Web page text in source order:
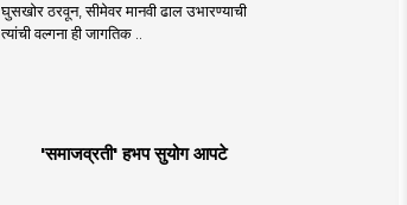
घुसखोर ठरवून, सीमेवर मानवी ढाल उभारण्याची
त्यांची वल्गना ही जागतिक ..
'समाजव्रती' हभप सुयोग आपटे